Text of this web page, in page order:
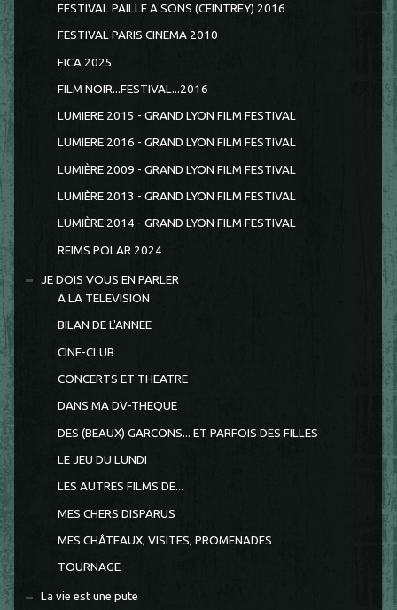
FESTIVAL PAILLE A SONS (CEINTREY) 2016
FESTIVAL PARIS CINEMA 2010
FICA 2025
FILM NOIR...FESTIVAL...2016
LUMIERE 2015 - GRAND LYON FILM FESTIVAL
LUMIERE 2016 - GRAND LYON FILM FESTIVAL
LUMIÈRE 2009 - GRAND LYON FILM FESTIVAL
LUMIÈRE 2013 - GRAND LYON FILM FESTIVAL
LUMIÈRE 2014 - GRAND LYON FILM FESTIVAL
REIMS POLAR 2024
JE DOIS VOUS EN PARLER
A LA TELEVISION
BILAN DE L'ANNEE
CINE-CLUB
CONCERTS ET THEATRE
DANS MA DV-THEQUE
DES (BEAUX) GARCONS... ET PARFOIS DES FILLES
LE JEU DU LUNDI
LES AUTRES FILMS DE...
MES CHERS DISPARUS
MES CHÂTEAUX, VISITES, PROMENADES
TOURNAGE
La vie est une pute